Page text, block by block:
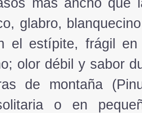
glabro,
el estípite, frágil
olor débil y sabor
de montaña (
o en